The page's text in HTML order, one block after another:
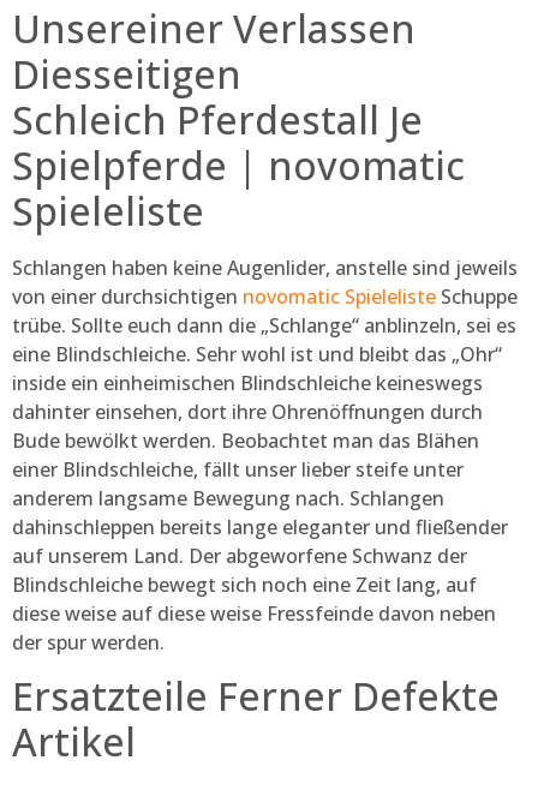
Unsereiner Verlassen
Diesseitigen
Schleich Pferdestall Je
Spielpferde | novomatic
Spieleliste
Schlangen haben keine Augenlider, anstelle sind jeweils
von einer durchsichtigen novomatic Spieleliste Schuppe
trübe. Sollte euch dann die „Schlange“ anblinzeln, sei es
eine Blindschleiche. Sehr wohl ist und bleibt das „Ohr“
inside ein einheimischen Blindschleiche keineswegs
dahinter einsehen, dort ihre Ohrenöffnungen durch
Bude bewölkt werden. Beobachtet man das Blähen
einer Blindschleiche, fällt unser lieber steife unter
anderem langsame Bewegung nach. Schlangen
dahinschleppen bereits lange eleganter und fließender
auf unserem Land. Der abgeworfene Schwanz der
Blindschleiche bewegt sich noch eine Zeit lang, auf
diese weise auf diese weise Fressfeinde davon neben
der spur werden.
Ersatzteile Ferner Defekte
Artikel